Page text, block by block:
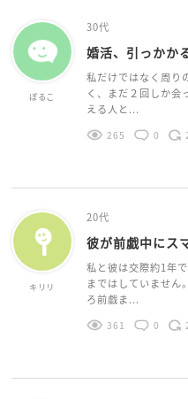
ぽるこ
30代
婚活、引っかか
私だけではなく周り
く、まだ２回しか会
える人と...
265 0
キリリ
20代
彼が前戯中にス
私と彼は交際約1年
まではしていません
ろ前戯ま...
361 0